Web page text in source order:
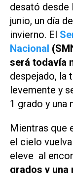
desató desde
junio, un día
invierno. El
Nacional
será todavía
despejado, la
levemente y
1 grado y una
Mientras que
el cielo
eleve al
grados y una